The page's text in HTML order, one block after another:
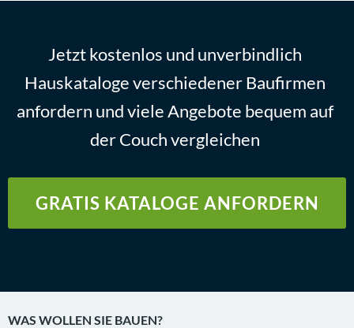
Jetzt kostenlos und unverbindlich
Hauskataloge verschiedener Baufirmen
anfordern und viele Angebote bequem auf
der Couch vergleichen
GRATIS KATALOGE ANFORDERN
WAS WOLLEN SIE BAUEN?